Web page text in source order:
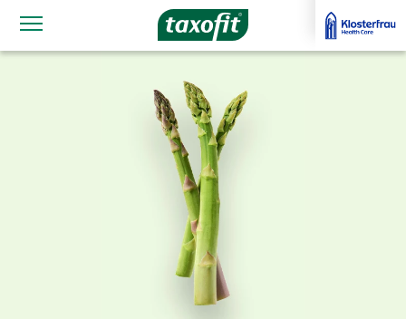
Navigationssichtbarkeit umschalten